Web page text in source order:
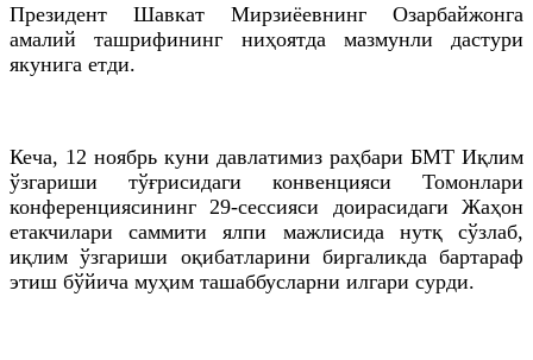
Президент Шавкат Мирзиёевнинг Озарбайжонга
амалий ташрифининг ниҳоятда мазмунли дастури
якунига етди.
Кеча, 12 ноябрь куни давлатимиз раҳбари БМТ Иқлим
ўзгариши тўғрисидаги конвенцияси Томонлари
конференциясининг 29-сессияси доирасидаги Жаҳон
етакчилари саммити ялпи мажлисида нутқ сўзлаб,
иқлим ўзгариши оқибатларини биргаликда бартараф
этиш бўйича муҳим ташаббусларни илгари сурди.